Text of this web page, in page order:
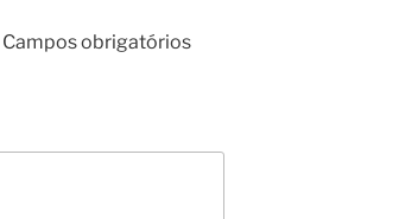
Campos obrigatórios